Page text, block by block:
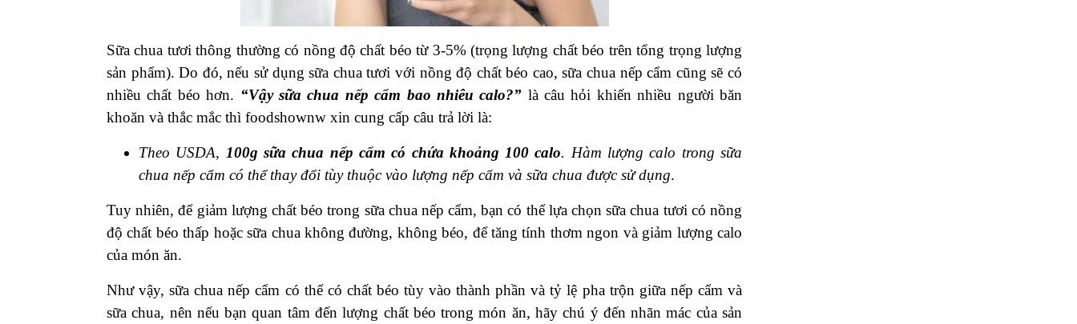
Sữa chua tươi thông thường có nồng độ chất béo từ 3-5% (trọng lượng chất béo trên tổng trọng lượng
sản phẩm). Do đó, nếu sử dụng sữa chua tươi với nồng độ chất béo cao, sữa chua nếp cẩm cũng sẽ có
nhiều chất béo hơn. “Vậy sữa chua nếp cẩm bao nhiêu calo?” là câu hỏi khiến nhiều người băn
khoăn và thắc mắc thì foodshownw xin cung cấp câu trả lời là:
Theo USDA, 100g sữa chua nếp cẩm có chứa khoảng 100 calo. Hàm lượng calo trong sữa
chua nếp cẩm có thể thay đổi tùy thuộc vào lượng nếp cẩm và sữa chua được sử dụng.
Tuy nhiên, để giảm lượng chất béo trong sữa chua nếp cẩm, bạn có thể lựa chọn sữa chua tươi có nồng
độ chất béo thấp hoặc sữa chua không đường, không béo, để tăng tính thơm ngon và giảm lượng calo
của món ăn.
Như vậy, sữa chua nếp cẩm có thể có chất béo tùy vào thành phần và tỷ lệ pha trộn giữa nếp cẩm và
sữa chua, nên nếu bạn quan tâm đến lượng chất béo trong món ăn, hãy chú ý đến nhãn mác của sản